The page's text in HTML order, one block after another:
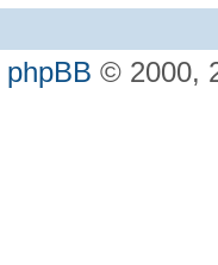
phpBB © 2000,